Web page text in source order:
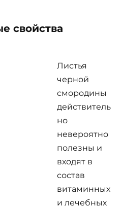
свойства
Листья
черной
смородины
действитель
но
невероятно
полезны и
входят в
состав
витаминных
и лечебных